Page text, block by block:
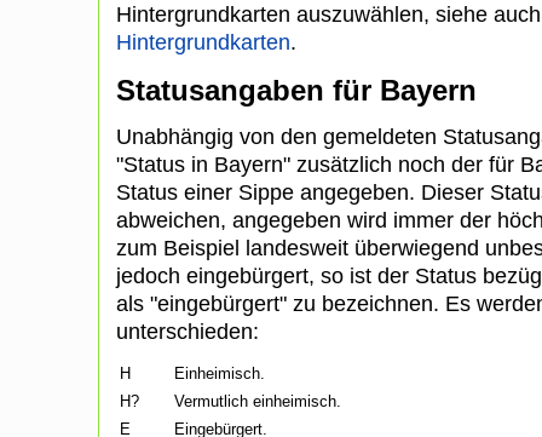
Hintergrundkarten auszuwählen, siehe
Hintergrundkarten.
Statusangaben für Bayern
Unabhängig von den gemeldeten
"Status in Bayern" zusätzlich noch der für
Status einer Sippe angegeben. Dieser
abweichen, angegeben wird immer der
zum Beispiel landesweit überwiegend
jedoch eingebürgert, so ist der Status
als "eingebürgert" zu bezeichnen. Es
unterschieden:
H
Einheimisch.
H?
Vermutlich einheimisch.
E
Eingebürgert.